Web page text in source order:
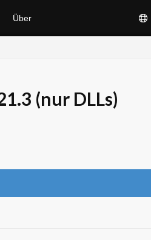
Über
(nur DLLs)